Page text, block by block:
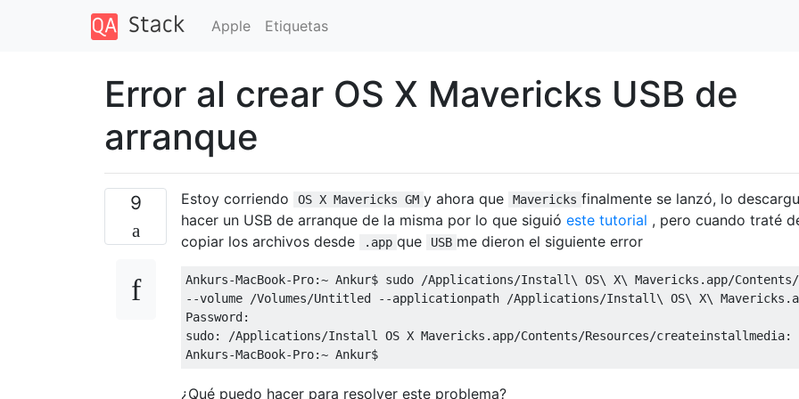
Apple Etiquetas
Error al crear OS X Mavericks USB de
arranque
9 Estoy corriendo OS X Mavericks GM y ahora que Mavericks finalmente se lanzó, lo
hacer un USB de arranque de la misma por lo que siguió este tutorial , pero cuando traté
copiar los archivos desde
.app que USB me dieron el siguiente error
Ankurs-MacBook-Pro:~ Ankur$ sudo /Applications/Install\ OS\ X\ Mavericks.app/
--volume /Volumes/Untitled --applicationpath /Applications/Install\ OS\ X\
Password:
sudo: /Applications/Install OS X Mavericks.app/Contents/Resources/createinstallmedia:
¿Qué puedo hacer para resolver este problema?